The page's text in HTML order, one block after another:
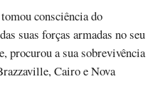
consciência do
suas forças armadas no seu
a sua sobrevivência
Cairo e Nova